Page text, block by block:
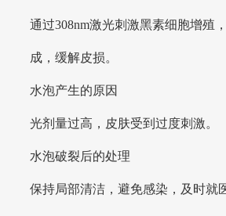
通过308nm激光刺激黑素细胞增殖
成，缓解皮损。
水泡产生的原因
光剂量过高，皮肤受到过度刺激。
水泡破裂后的处理
保持局部清洁，避免感染，及时就